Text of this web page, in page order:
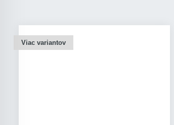
Viac variantov